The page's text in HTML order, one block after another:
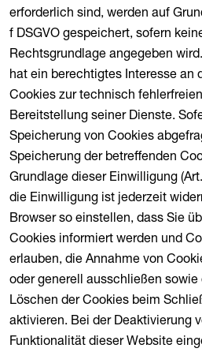
erforderlich sind, werden auf
f DSGVO gespeichert, sofern
Rechtsgrundlage angegeben
hat ein berechtigtes Interesse an
Cookies zur technisch
Bereitstellung seiner Dienste.
Speicherung von Cookies
Speicherung der betreffenden
Grundlage dieser Einwilligung
die Einwilligung ist jederzeit
Browser so einstellen, dass Sie
Cookies informiert werden und
erlauben, die Annahme von
oder generell ausschließen
Löschen der Cookies beim
aktivieren. Bei der Deaktivierung
Funktionalität dieser Website